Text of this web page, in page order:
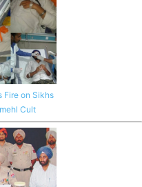
Fire on Sikhs
Cult